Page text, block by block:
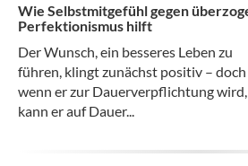
Wie Selbstmitgefühl gegen
Perfektionismus hilft
Der Wunsch, ein besseres Leben zu
führen, klingt zunächst positiv – doch
wenn er zur Dauerverpflichtung wird,
kann er auf Dauer...